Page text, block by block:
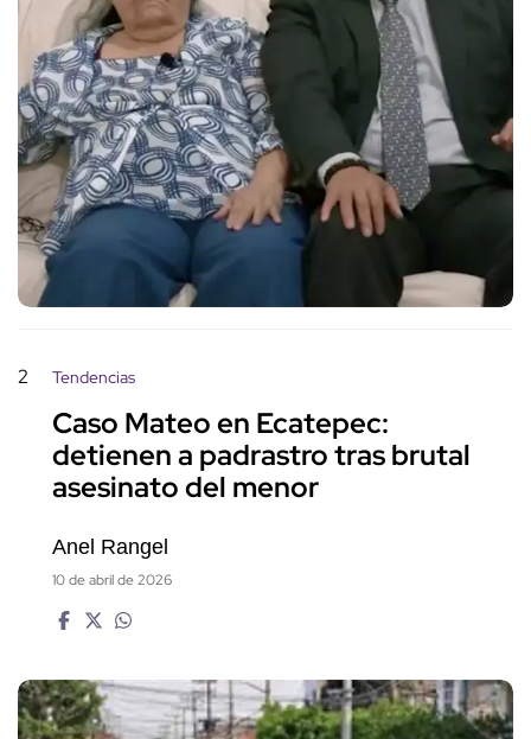
2 Tendencias
Caso Mateo en Ecatepec:
detienen a padrastro tras brutal
asesinato del menor
Anel Rangel
10 de abril de 2026